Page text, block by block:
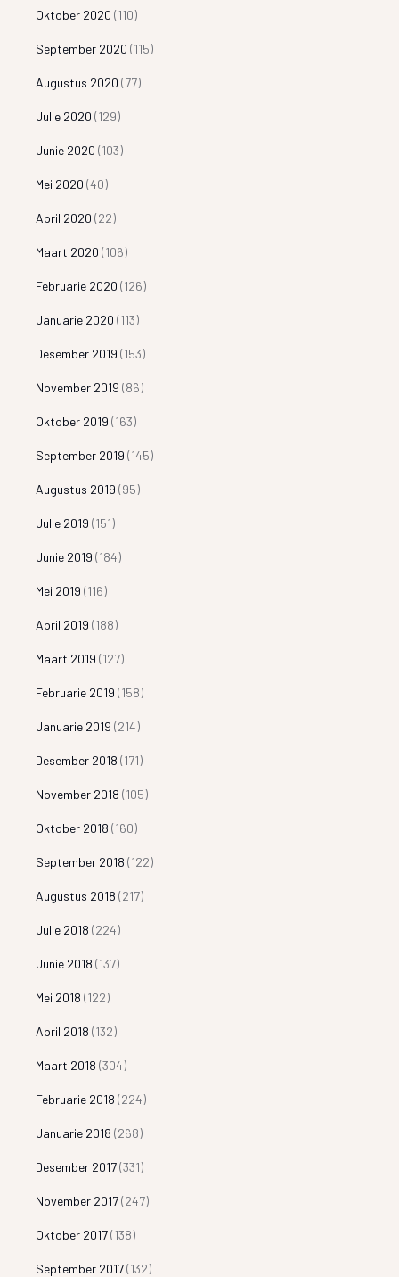
Oktober 2020 (110)
September 2020 (115)
Augustus 2020 (77)
Julie 2020 (129)
Junie 2020 (103)
Mei 2020 (40)
April 2020 (22)
Maart 2020 (106)
Februarie 2020 (126)
Januarie 2020 (113)
Desember 2019 (153)
November 2019 (86)
Oktober 2019 (163)
September 2019 (145)
Augustus 2019 (95)
Julie 2019 (151)
Junie 2019 (184)
Mei 2019 (116)
April 2019 (188)
Maart 2019 (127)
Februarie 2019 (158)
Januarie 2019 (214)
Desember 2018 (171)
November 2018 (105)
Oktober 2018 (160)
September 2018 (122)
Augustus 2018 (217)
Julie 2018 (224)
Junie 2018 (137)
Mei 2018 (122)
April 2018 (132)
Maart 2018 (304)
Februarie 2018 (224)
Januarie 2018 (268)
Desember 2017(331)
November 2017(247)
Oktober 2017(138)
September 2017(132)